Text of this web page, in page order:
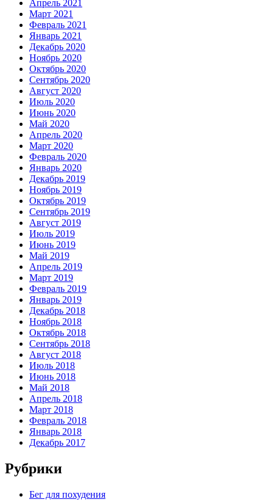
Апрель 2021
Март 2021
Февраль 2021
Январь 2021
Декабрь 2020
Ноябрь 2020
Октябрь 2020
Сентябрь 2020
Август 2020
Июль 2020
Июнь 2020
Май 2020
Апрель 2020
Март 2020
Февраль 2020
Январь 2020
Декабрь 2019
Ноябрь 2019
Октябрь 2019
Сентябрь 2019
Август 2019
Июль 2019
Июнь 2019
Май 2019
Апрель 2019
Март 2019
Февраль 2019
Январь 2019
Декабрь 2018
Ноябрь 2018
Октябрь 2018
Сентябрь 2018
Август 2018
Июль 2018
Июнь 2018
Май 2018
Апрель 2018
Март 2018
Февраль 2018
Январь 2018
Декабрь 2017
Рубрики
Бег для похудения